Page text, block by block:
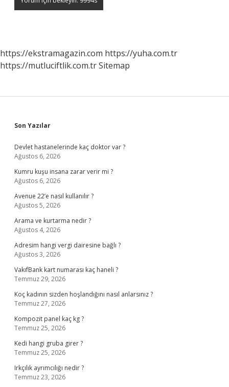
https://ekstramagazin.com https://yuha.com.tr
https://mutluciftlik.com.trSitemap
Sidebar
Son Yazılar
Devlet hastanelerinde kaç doktor var ?
Ağustos 6, 2026
Kumru kuşu insana zarar verir mi ?
Ağustos 6, 2026
Avenue 22’e nasıl kullanılır ?
Ağustos 5, 2026
Arama ve kurtarma nedir ?
Ağustos 4, 2026
Adresim hangi vergi dairesine bağlı ?
Ağustos 3, 2026
VakıfBank kart numarası kaç haneli ?
Temmuz 29, 2026
Koç kadının sizden hoşlandığını nasıl anlarsınız ?
Temmuz 27, 2026
Kompozit panel kaç kg ?
Temmuz 25, 2026
Kedi hangi gruba girer ?
Temmuz 25, 2026
Irkçılık ayrımcılığı nedir ?
Temmuz 23, 2026